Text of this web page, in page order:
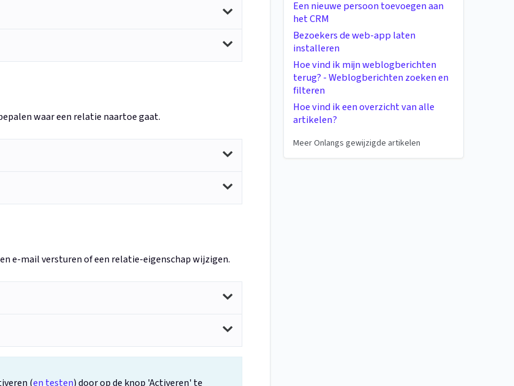
waar een relatie naartoe gaat.
e-mail versturen of een relatie-eigenschap wijzigen.
(en testen) door op de knop 'Activeren' te
Een nieuwe persoon toevoegen aan
het CRM
Bezoekers de web-app laten
installeren
Hoe vind ik mijn weblogberichten
terug? - Weblogberichten zoeken en
filteren
Hoe vind ik een overzicht van alle
artikelen?
Meer Onlangs gewijzigde artikelen